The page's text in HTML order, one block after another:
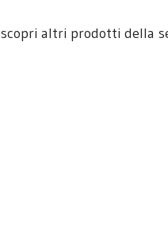
scopri altri prodotti della